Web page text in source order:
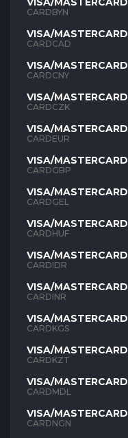
BYN
CARDBYN
VISA/MASTERCARD
CAD
CARDCAD
VISA/MASTERCARD
CNY
CARDCNY
VISA/MASTERCARD
CZK
CARDCZK
VISA/MASTERCARD
EUR
CARDEUR
VISA/MASTERCARD
GBP
CARDGBP
VISA/MASTERCARD
GEL
CARDGEL
VISA/MASTERCARD
HUF
CARDHUF
VISA/MASTERCARD
IDR
CARDIDR
VISA/MASTERCARD
INR
CARDINR
VISA/MASTERCARD
KGS
CARDKGS
VISA/MASTERCARD
KZT
CARDKZT
VISA/MASTERCARD
MDL
CARDMDL
VISA/MASTERCARD
NGN
CARDNGN